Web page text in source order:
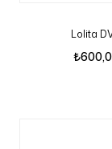
Lolita
₺